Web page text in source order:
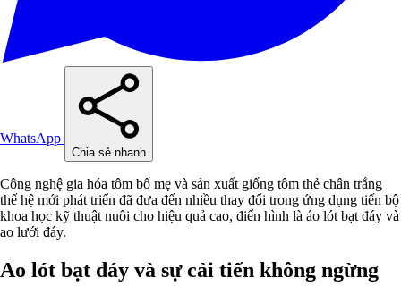
WhatsApp
Chia sẻ nhanh
Công nghệ gia hóa tôm bố mẹ và sản xuất giống tôm thẻ chân trắng
thế hệ mới phát triển đã đưa đến nhiều thay đổi trong ứng dụng tiến bộ
khoa học kỹ thuật nuôi cho hiệu quả cao, điển hình là áo lót bạt đáy và
ao lưới đáy.
Ao lót bạt đáy và sự cải tiến không ngừng